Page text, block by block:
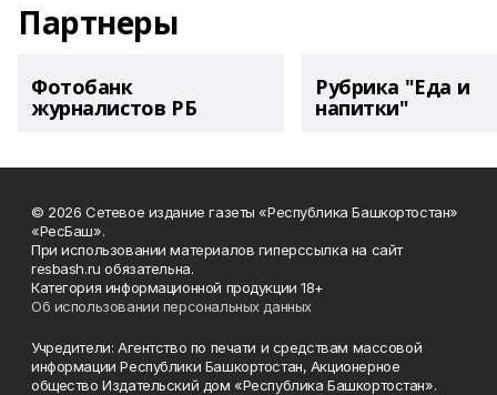
Партнеры
Фотобанк
журналистов РБ
Рубрика "Еда и
напитки"
© 2026 Сетевое издание газеты «Республика Башкортостан»
«РесБаш».
При использовании материалов гиперссылка на сайт
resbash.ru обязательна.
Категория информационной продукции 18+
Об использовании персональных данных
Учредители: Агентство по печати и средствам массовой
информации Республики Башкортостан, Акционерное
общество Издательский дом «Республика Башкортостан».